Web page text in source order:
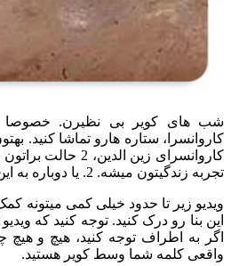
شب های کویر بی نظیرن. خصوصا
کاروانسرا، ستاره هارو تماشا کنید.
تجربه زندگیتون میشه. 2. یا دوباره به این بنا برمیگردید.
ویدیو زیر تا حدود خیلی کمی میتونه
این بنا رو درک کنید. توجه کنید که
اگر به اطراف توجه کنید، هیچ و هیچ
واقعی کلمه شما وسط کویر هستید.